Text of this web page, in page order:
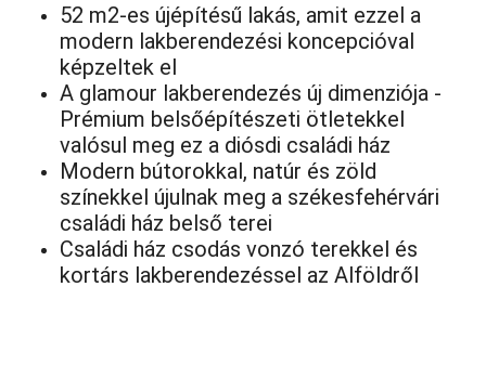
52 m2-es újépítésű lakás, amit ezzel a
modern lakberendezési koncepcióval
képzeltek el
A glamour lakberendezés új dimenziója -
Prémium belsőépítészeti ötletekkel
valósul meg ez a diósdi családi ház
Modern bútorokkal, natúr és zöld
színekkel újulnak meg a székesfehérvári
családi ház belső terei
Családi ház csodás vonzó terekkel és
kortárs lakberendezéssel az Alföldről